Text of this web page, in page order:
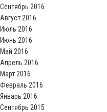
Сентябрь 2016
Август 2016
Июль 2016
Июнь 2016
Май 2016
Апрель 2016
Март 2016
Февраль 2016
Январь 2016
Сентябрь 2015